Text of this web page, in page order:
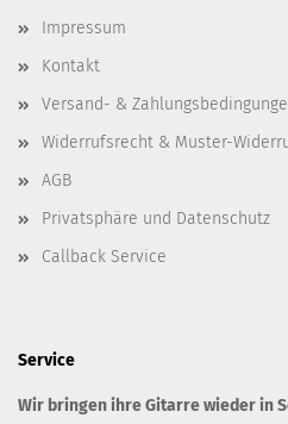
Impressum
Kontakt
Versand- &
Widerrufsrecht & Muster-
AGB
Privatsphäre und Datenschutz
Callback Service
Service
Wir bringen ihre Gitarre wieder in